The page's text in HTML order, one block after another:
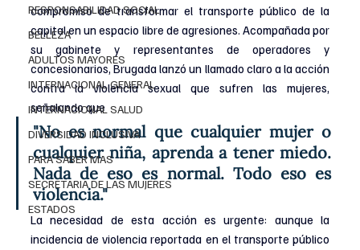
RESPONSABILIDAD SOCIAL
BELLEZA
ADULTOS MAYORES
INTERNACIONAL GENERAL
INTERNACIONAL SALUD
DIVERSIDAD INCLUSIVA
PARA SABER MAS
SECRETARIA DE LAS MUJERES
ESTADOS
compromiso de transformar el transporte público de la
capital en un espacio libre de agresiones. Acompañada por
su gabinete y representantes de operadores y
concesionarios, Brugada lanzó un llamado claro a la acción
contra la violencia sexual que sufren las mujeres,
señalando que
"No es normal que cualquier mujer o
cualquier niña, aprenda a tener miedo.
Nada de eso es normal. Todo eso es
violencia."
La necesidad de esta acción es urgente: aunque la
incidencia de violencia reportada en el transporte público